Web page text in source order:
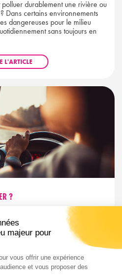
durablement une rivière ou
Dans certains environnements
dangereuses pour le milieu
sans toujours en
L'ARTICLE
?
sécurité garantie. Découvrez les
vigilance active, même sur
par cœur.